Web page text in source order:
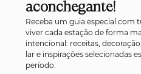
aconchegante!
Receba um guia especial com
viver cada estação de forma
intencional: receitas,
lar e inspirações selecionadas
período.